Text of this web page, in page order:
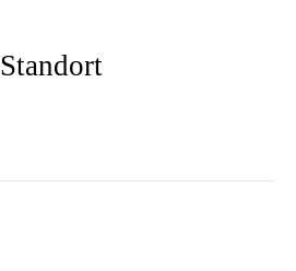
Standort